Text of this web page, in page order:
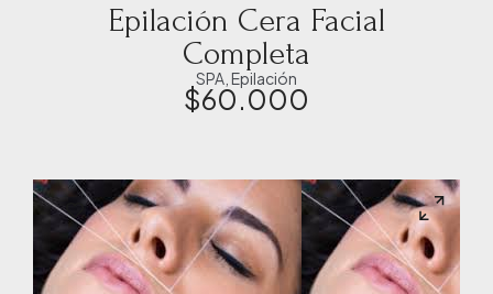
Epilación Cera Facial
Completa
SPA Epilación
$60.000